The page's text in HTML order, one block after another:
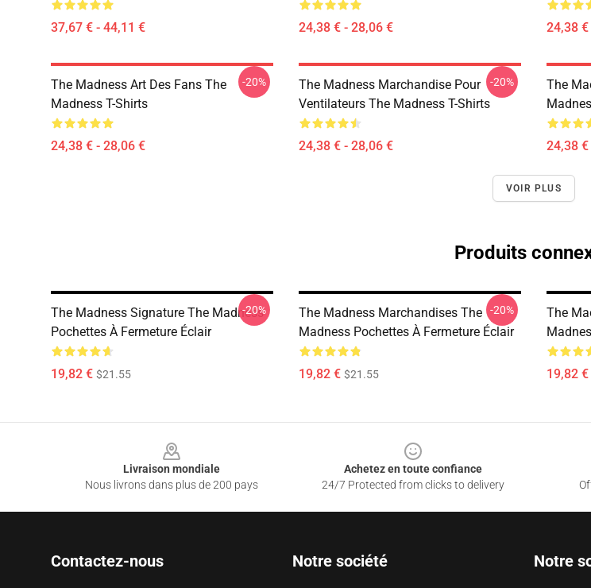
37,67 € - 44,11 € 24,38 € - 28,06 € 24,38
The Madness Art Des Fans The
Madness T-Shirts
24,38 € - 28,06 €
-20%
The Madness Marchandise Pour
Ventilateurs The Madness T-Shirts
24,38 € - 28,06 €
-20%
The
24,38
VOIR PLUS
Produits
The Madness Signature The Madness
Pochettes À Fermeture Éclair
19,82 € $21.55
-20%
The Madness Marchandises The
Madness Pochettes À Fermeture Éclair
19,82 € $21.55
-20%
The
19,82 €
Livraison mondiale
Nous livrons dans plus de 200 pays
Achetez en toute confiance
24/7 Protected from clicks to delivery
Contactez-nous Notre société Notre